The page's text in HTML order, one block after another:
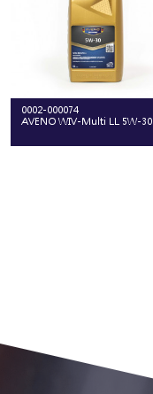
0002-000074
AVENO WIV-Multi LL 5W-30